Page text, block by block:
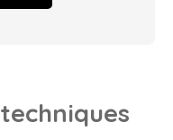
techniques